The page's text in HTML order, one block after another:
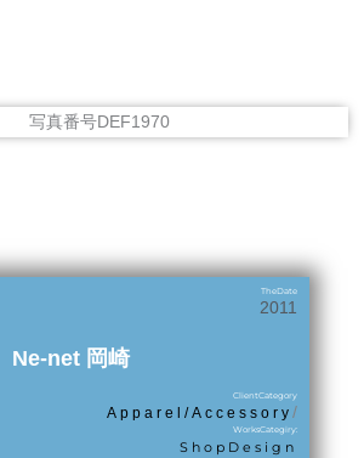
TheDate
2011
Ne-net 岡崎
ClientCategory
Apparel/Accessory/
WorksCategiry:
ShopDesign